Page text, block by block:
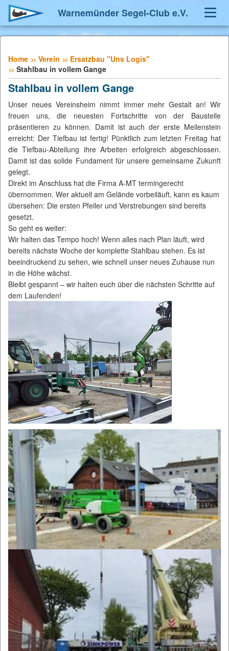
Warnemünder Segel-Club e.V.
Home Verein
Ersatzbau "Uns Logis"
Stahlbau in vollem Gange
Stahlbau in vollem Gange
Unser neues Vereinsheim nimmt immer mehr Gestalt an! Wir
freuen uns, die neuesten Fortschritte von der Baustelle
präsentieren zu können. Damit ist auch der erste Meilenstein
erreicht: Der Tiefbau ist fertig! Pünktlich zum letzten Freitag hat
die Tiefbau-Abteilung ihre Arbeiten erfolgreich abgeschlossen.
Damit ist das solide Fundament für unsere gemeinsame Zukunft
gelegt.
Direkt im Anschluss hat die Firma A-MT termingerecht
übernommen. Wer aktuell am Gelände vorbeiläuft, kann es kaum
übersehen: Die ersten Pfeiler und Verstrebungen sind bereits
gesetzt.
So geht es weiter:
Wir halten das Tempo hoch! Wenn alles nach Plan läuft, wird
bereits nächste Woche der komplette Stahlbau stehen. Es ist
beeindruckend zu sehen, wie schnell unser neues Zuhause nun
in die Höhe wächst.
Bleibt gespannt – wir halten euch über die nächsten Schritte auf
dem Laufenden!